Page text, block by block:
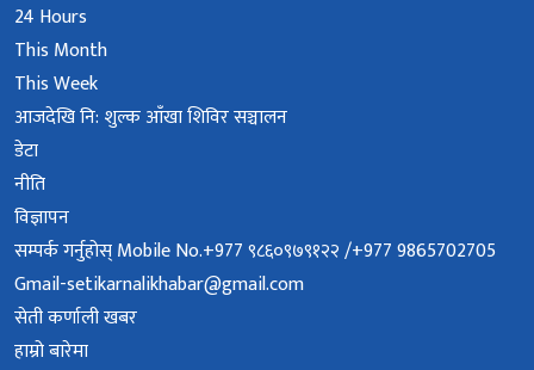
24 Hours
This Month
This Week
आजदेखि नि: शुल्क आँखा शिविर सञ्चालन
डेटा
नीति
विज्ञापन
सम्पर्क गर्नुहोस् Mobile No.+977 ९८६०९७९१२२ /+977 9865702705
Gmail-setikarnalikhabar@gmail.com
सेती कर्णाली खबर
हाम्रो बारेमा